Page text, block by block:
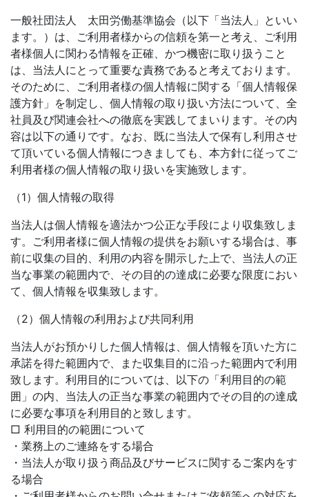
一般社団法人 太田労働基準協会（以下「当法人」といい
ます。）は、ご利用者様からの信頼を第一と考え、ご利用
者様個人に関わる情報を正確、かつ機密に取り扱うこと
は、当法人にとって重要な責務であると考えております。
そのために、ご利用者様の個人情報に関する「個人情報保
護方針」を制定し、個人情報の取り扱い方法について、全
社員及び関連会社への徹底を実践してまいります。その内
容は以下の通りです。なお、既に当法人で保有し利用させ
て頂いている個人情報につきましても、本方針に従ってご
利用者様の個人情報の取り扱いを実施致します。
（1）個人情報の取得
当法人は個人情報を適法かつ公正な手段により収集致しま
す。ご利用者様に個人情報の提供をお願いする場合は、事
前に収集の目的、利用の内容を開示した上で、当法人の正
当な事業の範囲内で、その目的の達成に必要な限度におい
て、個人情報を収集致します。
（2）個人情報の利用および共同利用
当法人がお預かりした個人情報は、個人情報を頂いた方に
承諾を得た範囲内で、また収集目的に沿った範囲内で利用
致します。利用目的については、以下の「利用目的の範
囲」の内、当法人の正当な事業の範囲内でその目的の達成
に必要な事項を利用目的と致します。
□ 利用目的の範囲について
・業務上のご連絡をする場合
・当法人が取り扱う商品及びサービスに関するご案内をす
る場合